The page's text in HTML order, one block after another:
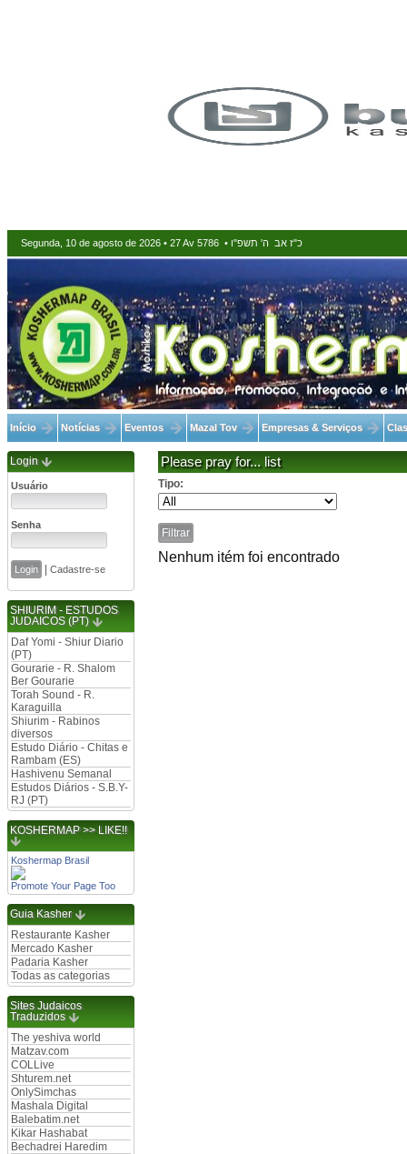
Segunda, 10 de agosto de 2026 • 27 Av 5786 • כ"ז אב ה' תשפ"ו
Início Notícias Eventos Mazal Tov Empresas & Serviços
Login
Usuário
Senha
| Cadastre-se
SHIURIM - ESTUDOS
JUDAICOS (PT)
Daf Yomi - Shiur Diario
(PT)
Gourarie - R. Shalom
Ber Gourarie
Torah Sound - R.
Karaguilla
Shiurim - Rabinos
diversos
Estudo Diário - Chitas e
Rambam (ES)
Hashivenu Semanal
Estudos Diários - S.B.Y-
RJ (PT)
KOSHERMAP >> LIKE!!
Koshermap Brasil
Promote Your Page Too
Guia Kasher
Restaurante Kasher
Mercado Kasher
Padaria Kasher
Todas as categorias
Sites Judaicos
Traduzidos
The yeshiva world
Matzav.com
COLLive
Shturem.net
OnlySimchas
Mashala Digital
Balebatim.net
Kikar Hashabat
Bechadrei Haredim
Please pray for... list
Tipo:
Nenhum itém foi encontrado